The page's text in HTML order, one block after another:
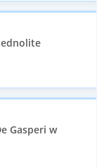
Gasperi w